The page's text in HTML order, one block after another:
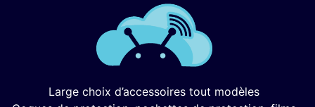
Large choix d’accessoires tout modèles